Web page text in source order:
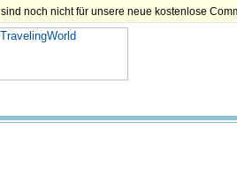
noch nicht für unsere neue kostenlose